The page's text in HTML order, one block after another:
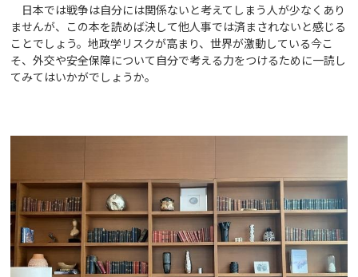
日本では戦争は自分には関係ないと考えてしまう人が少なくあり
ませんが、この本を読めば決して他人事では済まされないと感じる
ことでしょう。地政学リスクが高まり、世界が激動している今こ
そ、外交や安全保障について自分で考える力をつけるために一読し
てみてはいかがでしょうか。